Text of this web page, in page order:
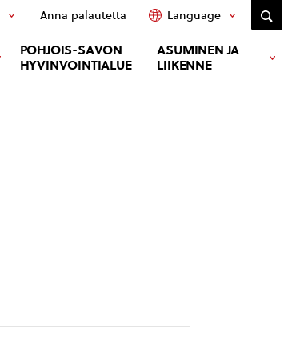
POHJOIS-SAVON
HYVINVOINTIALUE
ASUMINEN JA
LIIKENNE
Anna palautetta Language